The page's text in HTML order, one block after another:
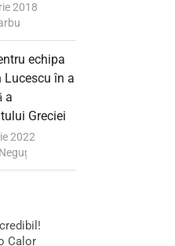
2018
echipa
Lucescu în a
a
Greciei
2022
Calor